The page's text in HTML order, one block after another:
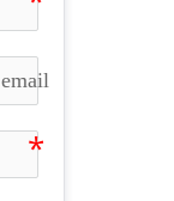
email